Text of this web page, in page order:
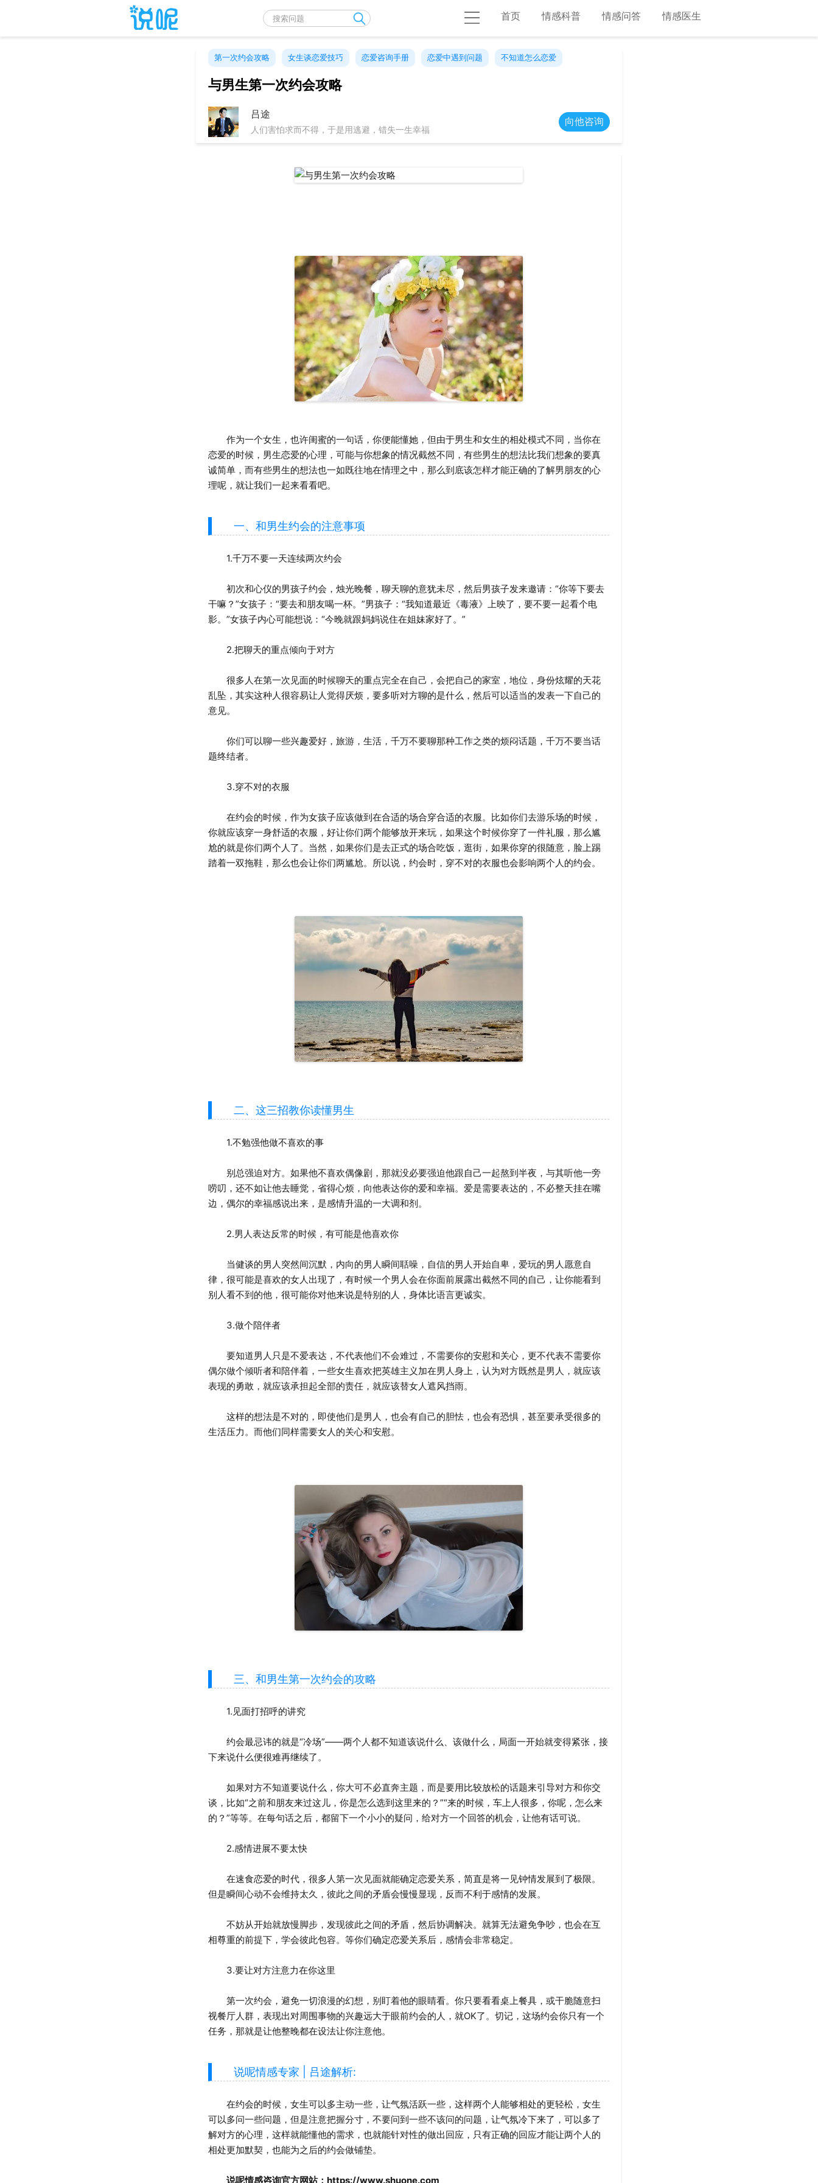
首页 情感科普 情感问答 情感医生
第一次约会攻略 女生谈恋爱技巧 恋爱咨询手册 恋爱中遇到问题 不知道怎么恋爱
与男生第一次约会攻略
吕途
人们害怕求而不得，于是用逃避，错失一生幸福
向他咨询
作为一个女生，也许闺蜜的一句话，你便能懂她，但由于男生和女生的相处模式不同，当你在
恋爱的时候，男生恋爱的心理，可能与你想象的情况截然不同，有些男生的想法比我们想象的要真
诚简单，而有些男生的想法也一如既往地在情理之中，那么到底该怎样才能正确的了解男朋友的心
理呢，就让我们一起来看看吧。
一、和男生约会的注意事项
1.千万不要一天连续两次约会
初次和心仪的男孩子约会，烛光晚餐，聊天聊的意犹未尽，然后男孩子发来邀请：“你等下要去
干嘛？”女孩子：“要去和朋友喝一杯。”男孩子：“我知道最近《毒液》上映了，要不要一起看个电
影。”女孩子内心可能想说：“今晚就跟妈妈说住在姐妹家好了。”
2.把聊天的重点倾向于对方
很多人在第一次见面的时候聊天的重点完全在自己，会把自己的家室，地位，身份炫耀的天花
乱坠，其实这种人很容易让人觉得厌烦，要多听对方聊的是什么，然后可以适当的发表一下自己的
意见。
你们可以聊一些兴趣爱好，旅游，生活，千万不要聊那种工作之类的烦闷话题，千万不要当话
题终结者。
3.穿不对的衣服
在约会的时候，作为女孩子应该做到在合适的场合穿合适的衣服。比如你们去游乐场的时候，
你就应该穿一身舒适的衣服，好让你们两个能够放开来玩，如果这个时候你穿了一件礼服，那么尴
尬的就是你们两个人了。当然，如果你们是去正式的场合吃饭，逛街，如果你穿的很随意，脸上踢
踏着一双拖鞋，那么也会让你们两尴尬。所以说，约会时，穿不对的衣服也会影响两个人的约会。
二、这三招教你读懂男生
1.不勉强他做不喜欢的事
别总强迫对方。如果他不喜欢偶像剧，那就没必要强迫他跟自己一起熬到半夜，与其听他一旁
唠叨，还不如让他去睡觉，省得心烦，向他表达你的爱和幸福。爱是需要表达的，不必整天挂在嘴
边，偶尔的幸福感说出来，是感情升温的一大调和剂。
2.男人表达反常的时候，有可能是他喜欢你
当健谈的男人突然间沉默，内向的男人瞬间聒噪，自信的男人开始自卑，爱玩的男人愿意自
律，很可能是喜欢的女人出现了，有时候一个男人会在你面前展露出截然不同的自己，让你能看到
别人看不到的他，很可能你对他来说是特别的人，身体比语言更诚实。
3.做个陪伴者
要知道男人只是不爱表达，不代表他们不会难过，不需要你的安慰和关心，更不代表不需要你
偶尔做个倾听者和陪伴着，一些女生喜欢把英雄主义加在男人身上，认为对方既然是男人，就应该
表现的勇敢，就应该承担起全部的责任，就应该替女人遮风挡雨。
这样的想法是不对的，即使他们是男人，也会有自己的胆怯，也会有恐惧，甚至要承受很多的
生活压力。而他们同样需要女人的关心和安慰。
三、和男生第一次约会的攻略
1.见面打招呼的讲究
约会最忌讳的就是“冷场”——两个人都不知道该说什么、该做什么，局面一开始就变得紧张，接
下来说什么便很难再继续了。
如果对方不知道要说什么，你大可不必直奔主题，而是要用比较放松的话题来引导对方和你交
谈，比如“之前和朋友来过这儿，你是怎么选到这里来的？”“来的时候，车上人很多，你呢，怎么来
的？”等等。在每句话之后，都留下一个小小的疑问，给对方一个回答的机会，让他有话可说。
2.感情进展不要太快
在速食恋爱的时代，很多人第一次见面就能确定恋爱关系，简直是将一见钟情发展到了极限。
但是瞬间心动不会维持太久，彼此之间的矛盾会慢慢显现，反而不利于感情的发展。
不妨从开始就放慢脚步，发现彼此之间的矛盾，然后协调解决。就算无法避免争吵，也会在互
相尊重的前提下，学会彼此包容。等你们确定恋爱关系后，感情会非常稳定。
3.要让对方注意力在你这里
第一次约会，避免一切浪漫的幻想，别盯着他的眼睛看。你只要看看桌上餐具，或干脆随意扫
视餐厅人群，表现出对周围事物的兴趣远大于眼前约会的人，就OK了。切记，这场约会你只有一个
任务，那就是让他整晚都在设法让你注意他。
说呢情感专家 | 吕途解析:
在约会的时候，女生可以多主动一些，让气氛活跃一些，这样两个人能够相处的更轻松，女生
可以多问一些问题，但是注意把握分寸，不要问到一些不该问的问题，让气氛冷下来了，可以多了
解对方的心理，这样就能懂他的需求，也就能针对性的做出回应，只有正确的回应才能让两个人的
相处更加默契，也能为之后的约会做铺垫。
说呢情感咨询官方网站：https://www.shuone.com